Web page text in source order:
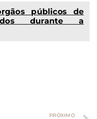
públicos de
durante a
PRÓXIMO